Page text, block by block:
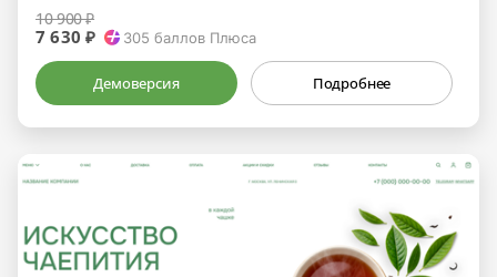
10 900 ₽
7 630 ₽ 305 баллов Плюса
Демоверсия Подробнее